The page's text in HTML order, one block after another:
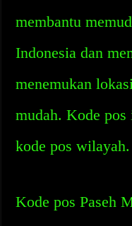
membantu
Indonesia dan
menemukan
mudah. Kode
kode pos wilayah.
Kode pos Paseh